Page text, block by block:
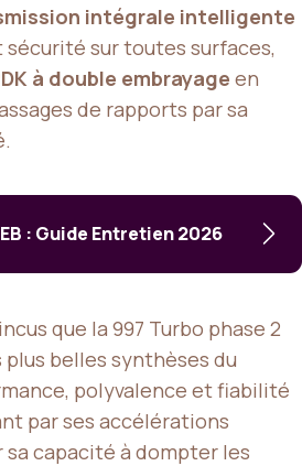
intégrale intelligente
sur toutes surfaces,
à double embrayage en
de rapports par sa
: Guide Entretien 2026
que la 997 Turbo phase 2
plus belles synthèses du
polyvalence et fiabilité
par ses accélérations
capacité à dompter les